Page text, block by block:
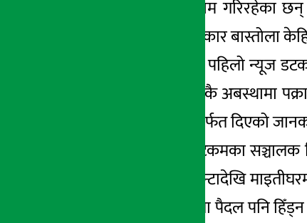
कालोपट्टी बाँधेर काम गरिरहेका
जानकारी दिए । पत्रकार
केहि घण्टाअघि मात्र पहिलो न्यूज
माइतीघरमा हिँडिरहेकै अबस्थामा
सामाजिक सञ्जालमार्फत दिएको
यता पहिलोन्यूज डटकमका
बाँस्तोलालाई डेढ घन्टादेखि
सवारी नचलेको बेला पैदल पनि हिँड्न